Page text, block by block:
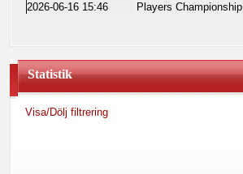
2026-06-16 15:46
Players Championship
Statistik
Visa/Dölj filtrering